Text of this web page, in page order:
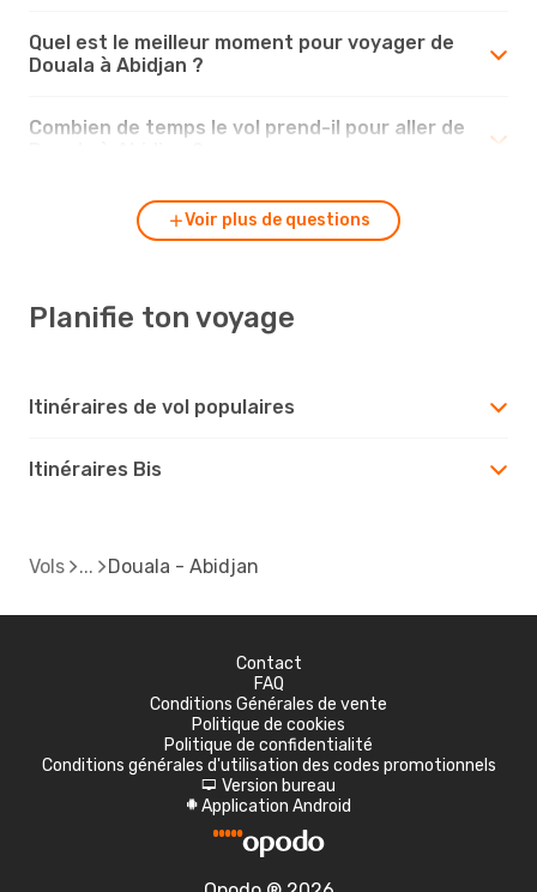
Quel est le meilleur moment pour voyager de
Douala à Abidjan ?
Combien de temps le vol prend-il pour aller de
Voir plus de questions
Planifie ton voyage
Itinéraires de vol populaires
Itinéraires Bis
Vols Douala - Abidjan
Contact
FAQ
Conditions Générales de vente
Politique de cookies
Politique de confidentialité
Conditions générales d'utilisation des codes promotionnels
d Version bureau
A Application Android